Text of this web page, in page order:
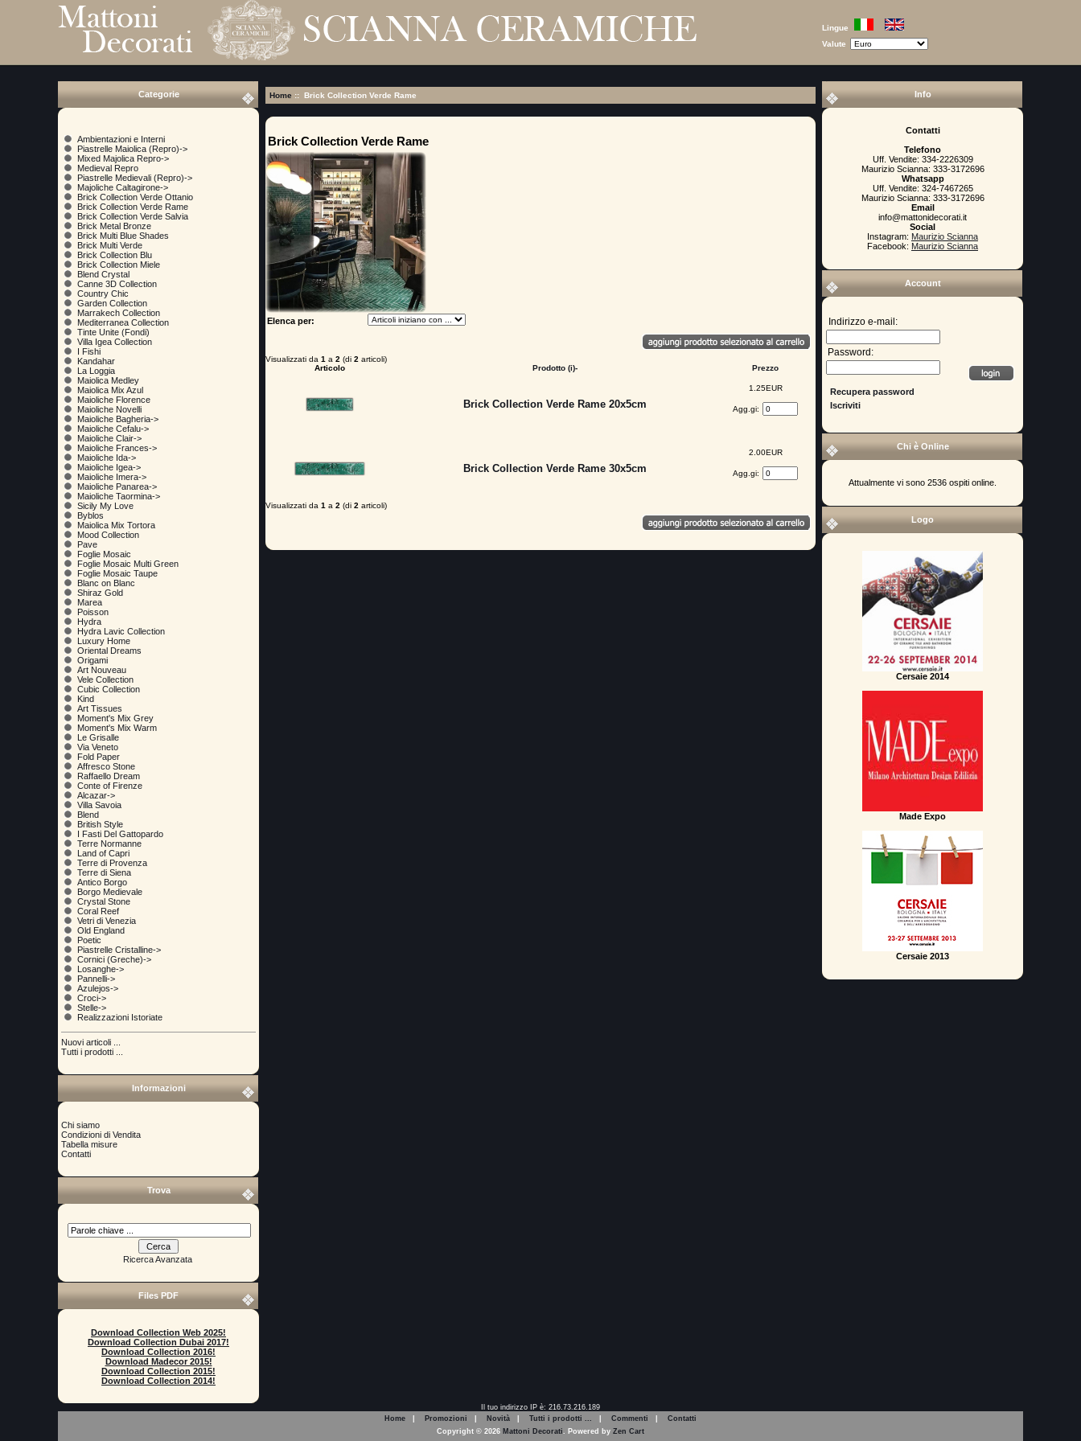
Lingue
Valute
Categorie
Ambientazioni e Interni
Piastrelle Maiolica (Repro)->
Mixed Majolica Repro->
Medieval Repro
Piastrelle Medievali (Repro)->
Majoliche Caltagirone->
Brick Collection Verde Ottanio
Brick Collection Verde Rame
Brick Collection Verde Salvia
Brick Metal Bronze
Brick Multi Blue Shades
Brick Multi Verde
Brick Collection Blu
Brick Collection Miele
Blend Crystal
Canne 3D Collection
Country Chic
Garden Collection
Marrakech Collection
Mediterranea Collection
Tinte Unite (Fondi)
Villa Igea Collection
I Fishi
Kandahar
La Loggia
Maiolica Medley
Maiolica Mix Azul
Maioliche Florence
Maioliche Novelli
Maioliche Bagheria->
Maioliche Cefalu->
Maioliche Clair->
Maioliche Frances->
Maioliche Ida->
Maioliche Igea->
Maioliche Imera->
Maioliche Panarea->
Maioliche Taormina->
Sicily My Love
Byblos
Maiolica Mix Tortora
Mood Collection
Pave
Foglie Mosaic
Foglie Mosaic Multi Green
Foglie Mosaic Taupe
Blanc on Blanc
Shiraz Gold
Marea
Poisson
Hydra
Hydra Lavic Collection
Luxury Home
Oriental Dreams
Origami
Art Nouveau
Vele Collection
Cubic Collection
Kind
Art Tissues
Moment's Mix Grey
Moment's Mix Warm
Le Grisalle
Via Veneto
Fold Paper
Affresco Stone
Raffaello Dream
Conte of Firenze
Alcazar->
Villa Savoia
Blend
British Style
I Fasti Del Gattopardo
Terre Normanne
Land of Capri
Terre di Provenza
Terre di Siena
Antico Borgo
Borgo Medievale
Crystal Stone
Coral Reef
Vetri di Venezia
Old England
Poetic
Piastrelle Cristalline->
Cornici (Greche)->
Losanghe->
Pannelli->
Azulejos->
Croci->
Stelle->
Realizzazioni Istoriate
Nuovi articoli ...
Tutti i prodotti ...
Informazioni
Chi siamo
Condizioni di Vendita
Tabella misure
Contatti
Trova
Ricerca Avanzata
Files PDF
Download Collection Web 2025!
Download Collection Dubai 2017!
Download Collection 2016!
Download Madecor 2015!
Download Collection 2015!
Download Collection 2014!
Home :: Brick Collection Verde Rame
Brick Collection Verde Rame
Elenca per:
Visualizzati da 1 a 2 (di 2 articoli)
Articolo
Prodotto (i)- Prezzo
Brick Collection Verde Rame 20x5cm
1.25EUR
Agg.gi:
Brick Collection Verde Rame 30x5cm
2.00EUR
Agg.gi:
Visualizzati da 1 a 2 (di 2 articoli)
Info
Contatti
Telefono
Uff. Vendite: 334-2226309
Maurizio Scianna: 333-3172696
Whatsapp
Uff. Vendite: 324-7467265
Maurizio Scianna: 333-3172696
Email
info@mattonidecorati.it
Social
Instagram: Maurizio Scianna
Facebook: Maurizio Scianna
Account
Indirizzo e-mail:
Password:
Recupera password
Iscriviti
Chi è Online
Attualmente vi sono 2536 ospiti online.
Logo
Cersaie 2014
Made Expo
Cersaie 2013
Il tuo indirizzo IP è: 216.73.216.189
Home
Promozioni Novità Tutti i prodotti ... Commenti
Contatti
Copyright © 2026 Mattoni Decorati . Powered by Zen Cart